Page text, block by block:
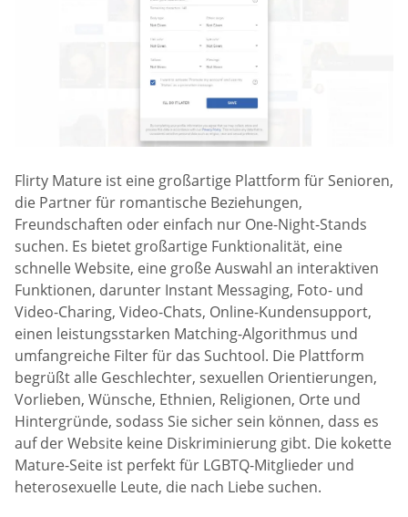
Flirty Mature ist eine großartige Plattform für Senioren,
die Partner für romantische Beziehungen,
Freundschaften oder einfach nur One-Night-Stands
suchen. Es bietet großartige Funktionalität, eine
schnelle Website, eine große Auswahl an interaktiven
Funktionen, darunter Instant Messaging, Foto- und
Video-Charing, Video-Chats, Online-Kundensupport,
einen leistungsstarken Matching-Algorithmus und
umfangreiche Filter für das Suchtool. Die Plattform
begrüßt alle Geschlechter, sexuellen Orientierungen,
Vorlieben, Wünsche, Ethnien, Religionen, Orte und
Hintergründe, sodass Sie sicher sein können, dass es
auf der Website keine Diskriminierung gibt. Die kokette
Mature-Seite ist perfekt für LGBTQ-Mitglieder und
heterosexuelle Leute, die nach Liebe suchen.